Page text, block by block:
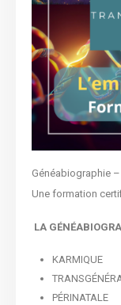
Généabiographie –
Une formation
LA
KARMIQUE
PÉRINATALE